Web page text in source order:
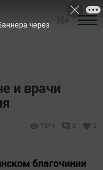
и врачи
1314 0 0
благочинии
через